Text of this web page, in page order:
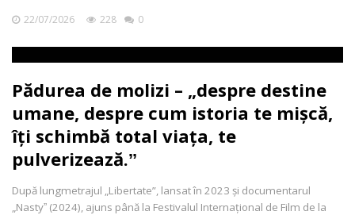
22/07/2026 228 0
Pădurea de molizi – „despre destine
umane, despre cum istoria te mișcă,
îți schimbă total viața, te
pulverizează.ˮ
După lungmetrajul „Libertate”, lansat în 2023 și documentarul
„Nastyˮ (2024), ajuns până la Festivalul Internațional de Film de la